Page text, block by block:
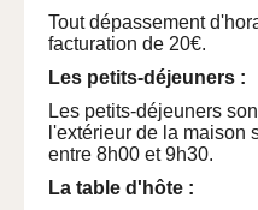
Tout dépassement
facturation de 20€.
Les petits-déjeuners :
Les petits-déjeuners
l'extérieur de la maison
entre 8h00 et 9h30.
La table d'hôte :